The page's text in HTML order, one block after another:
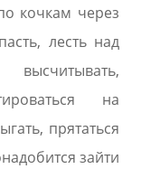
кочкам через
лесть над
на
прятаться
зайти